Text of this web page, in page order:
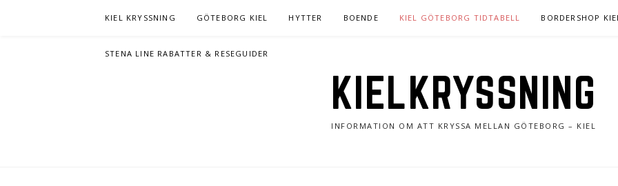
KIEL KRYSSNING GÖTEBORG KIEL HYTTER BOENDE KIEL GÖTEBORG TIDTABELL BORDERSHOP
STENA LINE RABATTER & RESEGUIDER
KIELKRYSSNING
INFORMATION OM ATT KRYSSA MELLAN GÖTEBORG – KIEL